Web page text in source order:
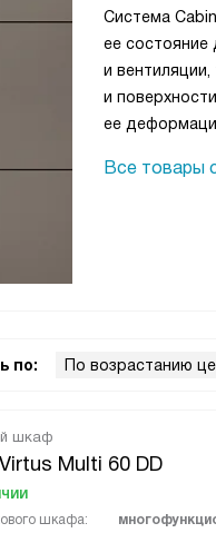
Система
ее состояние
и
и
ее
Все товары
по: По возрастанию
шкаф
Multi 60 DD
шкафа: